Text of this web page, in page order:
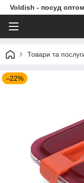
Voldish - посуд
Товари та
–22%